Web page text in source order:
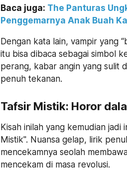
Baca juga: The Panturas
Penggemarnya Anak Buah
Dengan kata lain, vampir yang
itu bisa dibaca sebagai simbol
perang, kabar angin yang sulit
penuh tekanan.
Tafsir Mistik: Horor
Kisah inilah yang kemudian
Mistik". Nuansa gelap, lirik
mencekamnya seolah
mencekam di masa revolusi.